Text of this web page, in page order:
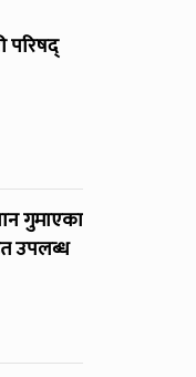
परिषद्
गुमाएका
उपलब्ध